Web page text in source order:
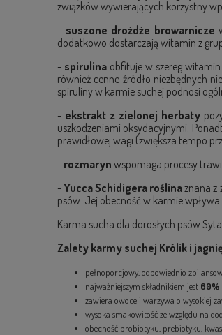
związków wywierających korzystny
- suszone drożdże browarnicze
dodatkowo dostarczają witamin z
- spirulina obfituje w szereg
również cenne źródło niezbędnych
spiruliny w karmie suchej podnosi
- ekstrakt z zielonej herbaty
uszkodzeniami oksydacyjnymi.
prawidłowej wagi (zwiększa tempo
- rozmaryn wspomaga procesy
- Yucca Schidigera roślinaznana z
psów. Jej obecność w karmie
Karma sucha dla dorosłych psów
Zalety karmy suchej Królik i
pełnoporcjowy, odpowiednio
najważniejszym składnikiem jest 60%
zawiera owoce i warzywa o wysokiej
wysoka smakowitość ze względu na
obecność probiotyku, prebiotyku,